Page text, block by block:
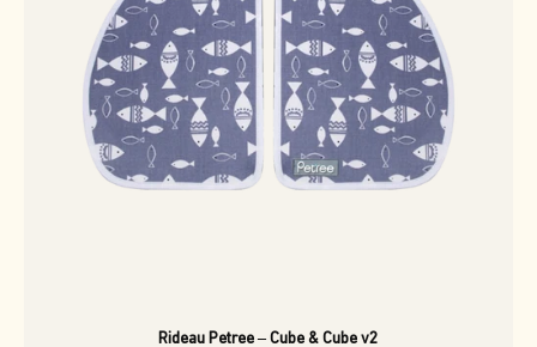
Rideau Petree – Cube & Cube v2